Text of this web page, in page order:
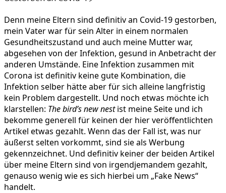
Denn meine Eltern sind definitiv an Covid-19 gestorben,
mein Vater war für sein Alter in einem normalen
Gesundheitszustand und auch meine Mutter war,
abgesehen von der Infektion, gesund in Anbetracht der
anderen Umstände. Eine Infektion zusammen mit
Corona ist definitiv keine gute Kombination, die
Infektion selber hätte aber für sich alleine langfristig
kein Problem dargestellt. Und noch etwas möchte ich
klarstellen: The bird’s new nestist meine Seite und ich
bekomme generell für keinen der hier veröffentlichten
Artikel etwas gezahlt. Wenn das der Fall ist, was nur
äußerst selten vorkommt, sind sie als Werbung
gekennzeichnet. Und definitiv keiner der beiden Artikel
über meine Eltern sind von irgendjemandem gezahlt,
genauso wenig wie es sich hierbei um „Fake News“
handelt.